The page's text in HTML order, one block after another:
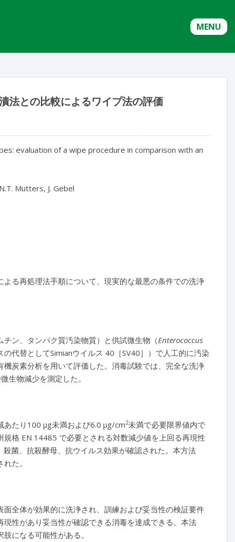
MENU
法との比較によるワイプ法の評価
evaluation of a wipe procedure in comparison with an
Mutters, J. Gebel
る再処理法手順について、現実的な最悪の条件での洗浄
ン、タンパク質汚染物質）と供試微生物（Enterococcus
の代替としてSimianウイルス 40［SV40］）で人工的に汚染
炭素分析を用いて評価した。消毒試験では、完全な洗浄
生物減少を測定した。
あたり100 μg未満および6.0 μg/cm2未満で必要限界値内で
格 EN 14485 で必要とされる対数減少値を上回る再現性
菌、抗殺酵母、抗ウイルス効果が確認された。本方法
た。
全体が効果的に洗浄され、訓練および妥当性の検証要件
性があり妥当性が確認できる消毒を達成できる。本法
になる可能性がある。